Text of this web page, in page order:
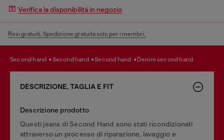
Verifica la disponibilità in negozio
Resi gratuiti. Spedizione gratuita solo per i membri.
second hand second hand second hand denim second hand
DESCRIZIONE, TAGLIA E FIT
Descrizione prodotto
Questi jeans di Second Hand sono stati ricondizionati
attraverso un processo di riparazione, lavaggio e